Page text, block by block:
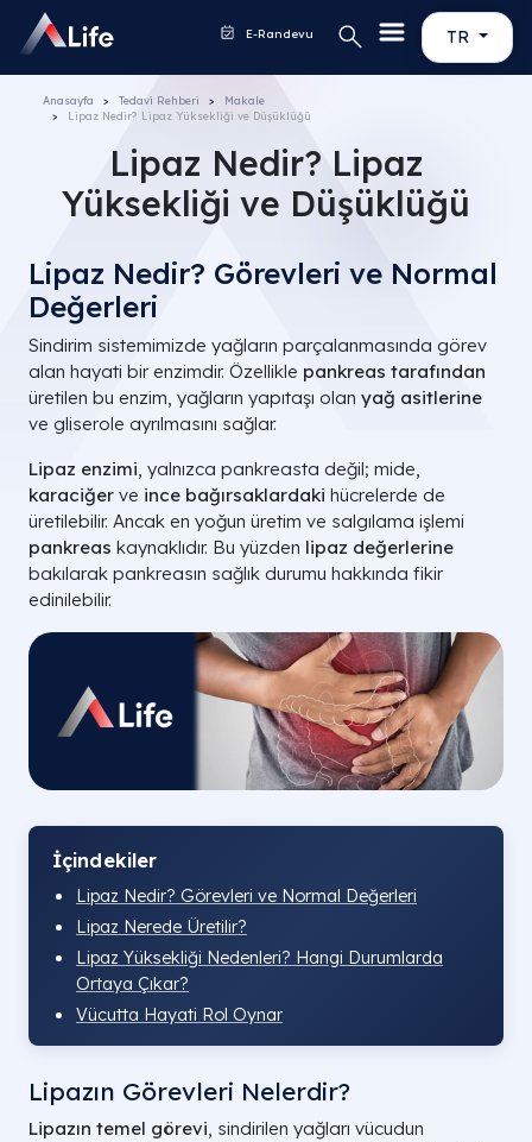
TR
E-Randevu
Anasayfa Tedavi Rehberi
Makale
Lipaz Nedir? Lipaz Yüksekliği ve Düşüklüğü
Lipaz Nedir? Lipaz
Yüksekliği ve Düşüklüğü
Lipaz Nedir? Görevleri ve Normal
Değerleri
Sindirim sistemimizde yağların parçalanmasında görev
alan hayati bir enzimdir. Özellikle pankreas tarafından
üretilen bu enzim, yağların yapıtaşı olan yağ asitlerine
ve gliserole ayrılmasını sağlar.
Lipaz enzimi, yalnızca pankreasta değil; mide,
karaciğer ve ince bağırsaklardaki hücrelerde de
üretilebilir. Ancak en yoğun üretim ve salgılama işlemi
pankreas kaynaklıdır. Bu yüzden lipaz değerlerine
bakılarak pankreasın sağlık durumu hakkında fikir
edinilebilir.
İçindekiler
Lipaz Nedir? Görevleri ve Normal Değerleri
Lipaz Nerede Üretilir?
Lipaz Yüksekliği Nedenleri? Hangi Durumlarda
Ortaya Çıkar?
Vücutta Hayati Rol Oynar
Lipazın Görevleri Nelerdir?
Lipazın temel görevi, sindirilen yağları vücudun